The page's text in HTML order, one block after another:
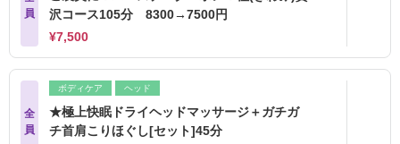
員
沢コース105分 8300→7500円
¥7,500
全
員
ボディケア ヘッド
★極上快眠ドライヘッドマッサージ＋ガチガ
チ首肩こりほぐし[セット]45分